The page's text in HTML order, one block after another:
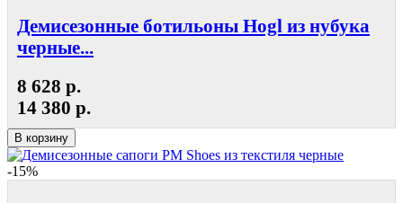
Демисезонные ботильоны Hogl из нубука
черные...
8 628 р.
14 380 р.
В корзину
-15%